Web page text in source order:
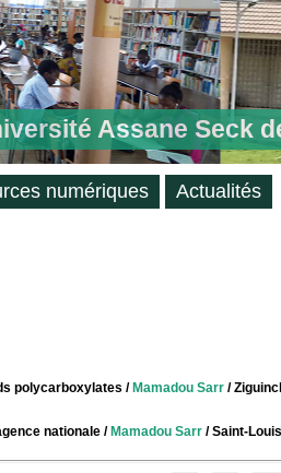
Assane Seck
polycarboxylates / Mamadou Sarr/
nationale/ Mamadou Sarr/ Saint-
numériques Actualités